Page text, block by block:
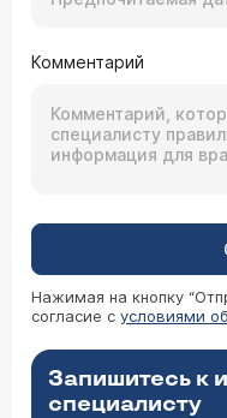
Комментарий
Нажимая на кнопку
согласие с условиями
Запишитесь к
специалисту